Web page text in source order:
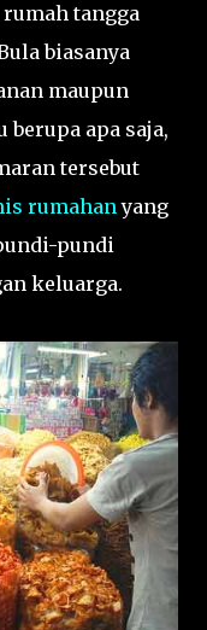
tangga
biasanya
maupun
apa saja,
tersebut
rumahanyang
pundi
keluarga.